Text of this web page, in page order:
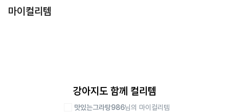
마이컬리템
강아지도 함께 컬리템
맛있는그라탕986님의 마이컬리템